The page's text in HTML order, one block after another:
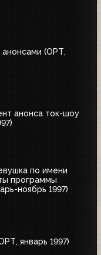
(ОРТ,
анонса ток-шоу
по имени
программы
ноябрь 1997)
январь 1997)